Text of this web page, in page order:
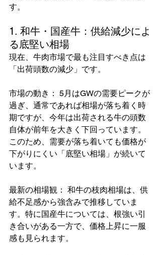
す。
1. 和牛・国産牛：供給減少によ
る底堅い相場
現在、牛肉市場で最も注目すべき点は
「出荷頭数の減少」です。
市場の動き： 5月はGWの需要ピークが
過ぎ、通常であれば相場が落ち着く時
期ですが、今年は出荷される牛の頭数
自体が前年を大きく下回っています。
このため、需要が落ち着いても価格が
下がりにくい「底堅い相場」が続いて
います。
最新の相場観： 和牛の枝肉相場は、供
給不足感から強含みで推移していま
す。特に国産牛については、根強い引
き合いがある一方で、価格上昇に一服
感も見られます。